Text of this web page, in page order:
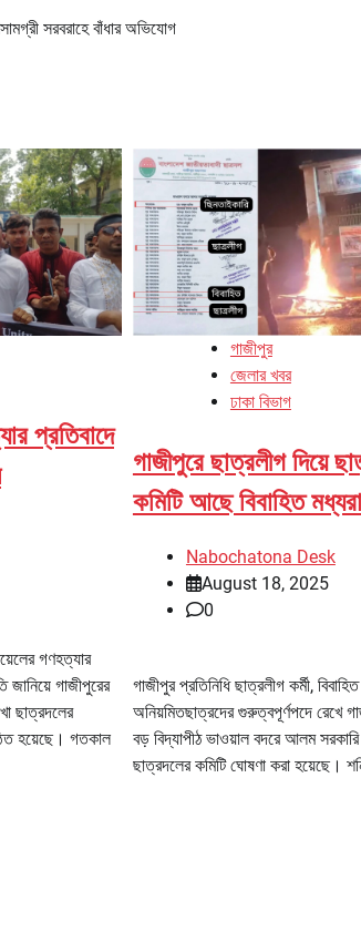
সরবরাহে বাঁধার অভিযোগ
প্রতিবাদে
গণহত্যার
জানিয়ে গাজীপুরের
ছাত্রদলের
হয়েছে। গতকাল
গাজীপুর
জেলার খবর
ঢাকা বিভাগ
গাজীপুরে ছাত্রলীগ দিয়ে
কমিটি আছে বিবাহিত
Nabochatona Desk
August 18, 2025
0
গাজীপুর প্রতিনিধি ছাত্রলীগ কর্মী,
অনিয়মিতছাত্রদের গুরুত্বপূর্ণপদে রেখে
বড় বিদ্যাপীঠ ভাওয়াল বদরে আলম
ছাত্রদলের কমিটি ঘোষণা করা হয়েছে।